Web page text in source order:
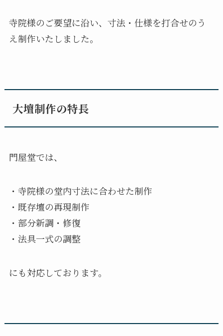
寺院様のご要望に沿い、寸法・仕様を打合せのう
え制作いたしました。
大壇制作の特長
門屋堂では、
・寺院様の堂内寸法に合わせた制作
・既存壇の再現制作
・部分新調・修復
・法具一式の調整
にも対応しております。